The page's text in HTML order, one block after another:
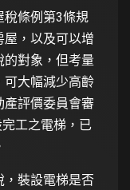
稅條例第3條規
屋，以及可以增
對象，但考量
可大幅減少高齡
產評價委員會審
工之電梯，已
裝設電梯是否